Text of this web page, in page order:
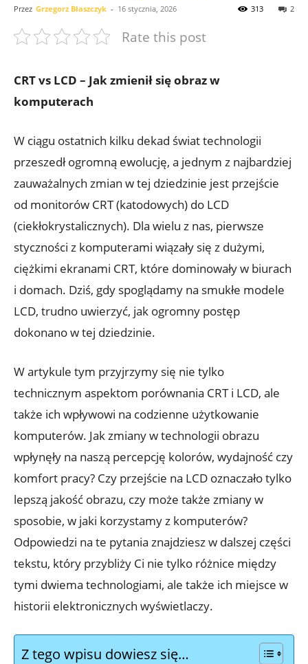
Przez Grzegorz Błaszczyk - 16 stycznia, 2026 2
313
Rate this post
CRT vs LCD – Jak zmienił się obraz w
komputerach
W ciągu ostatnich kilku dekad świat technologii
przeszedł ogromną ewolucję, a jednym z najbardziej
zauważalnych zmian w tej dziedzinie jest przejście
od monitorów CRT (katodowych) do LCD
(ciekłokrystalicznych). Dla wielu z nas, pierwsze
styczności z komputerami wiązały się z dużymi,
ciężkimi ekranami CRT, które dominowały w biurach
i domach. Dziś, gdy spoglądamy na smukłe modele
LCD, trudno uwierzyć, jak ogromny postęp
dokonano w tej dziedzinie.
W artykule tym przyjrzymy się nie tylko
technicznym aspektom porównania CRT i LCD, ale
także ich wpływowi na codzienne użytkowanie
komputerów. Jak zmiany w technologii obrazu
wpłynęły na naszą percepcję kolorów, wydajność czy
komfort pracy? Czy przejście na LCD oznaczało tylko
lepszą jakość obrazu, czy może także zmiany w
sposobie, w jaki korzystamy z komputerów?
Odpowiedzi na te pytania znajdziesz w dalszej części
tekstu, który przybliży Ci nie tylko różnice między
tymi dwiema technologiami, ale także ich miejsce w
historii elektronicznych wyświetlaczy.
Z tego wpisu dowiesz się…